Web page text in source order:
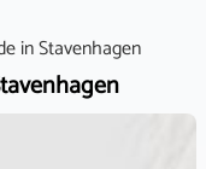
inStavenhagen